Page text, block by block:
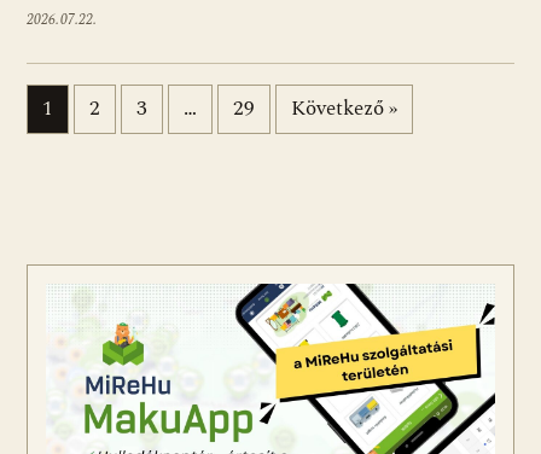
2026.07.22.
Bejegyzések lapozása
1 2 3 … 29 Következő »